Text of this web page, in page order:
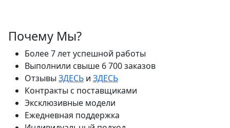
Почему Мы?
Более 7 лет успешной работы
Выполнили свыше 6 700 заказов
Отзывы ЗДЕСЬ и ЗДЕСЬ
Контракты с поставщиками
Эксклюзивные модели
Ежедневная поддержка